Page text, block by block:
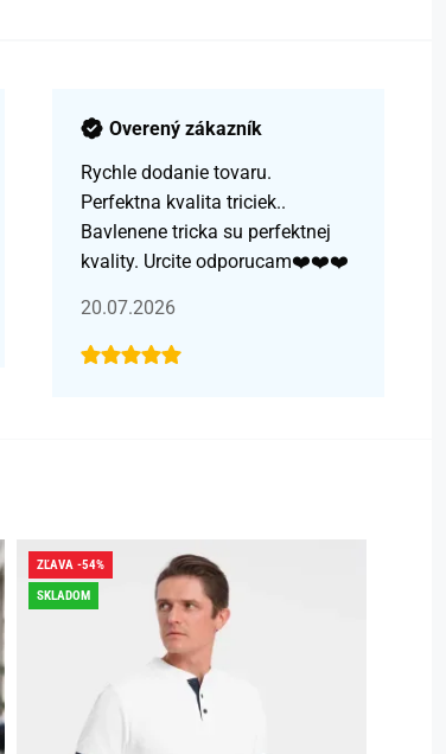
Overený zákazník
Rychle dodanie tovaru.
Perfektna kvalita triciek..
Bavlenene tricka su perfektnej
kvality. Urcite odporucam❤️❤️❤️
20.07.2026
ZĽAVA -54%
SKLADOM